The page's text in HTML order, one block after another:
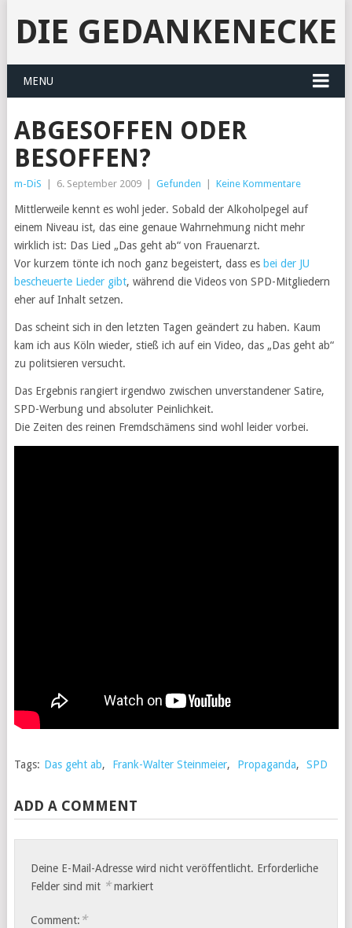
DIE GEDANKENECKE
MENU
ABGESOFFEN ODER
BESOFFEN?
m-DiS 6. September 2009 Gefunden Keine Kommentare
Mittlerweile kennt es wohl jeder. Sobald der Alkoholpegel auf
einem Niveau ist, das eine genaue Wahrnehmung nicht mehr
wirklich ist: Das Lied „Das geht ab“ von Frauenarzt.
Vor kurzem tönte ich noch ganz begeistert, dass es bei der JU
bescheuerte Lieder gibt, während die Videos von SPD-Mitgliedern
eher auf Inhalt setzen.
Das scheint sich in den letzten Tagen geändert zu haben. Kaum
kam ich aus Köln wieder, stieß ich auf ein Video, das „Das geht ab“
zu politsieren versucht.
Das Ergebnis rangiert irgendwo zwischen unverstandener Satire,
SPD-Werbung und absoluter Peinlichkeit.
Die Zeiten des reinen Fremdschämens sind wohl leider vorbei.
Tags: Das geht ab, Frank-Walter Steinmeier, Propaganda, SPD
ADD A COMMENT
Deine E-Mail-Adresse wird nicht veröffentlicht. Erforderliche
Felder sind mit *markiert
Comment: *